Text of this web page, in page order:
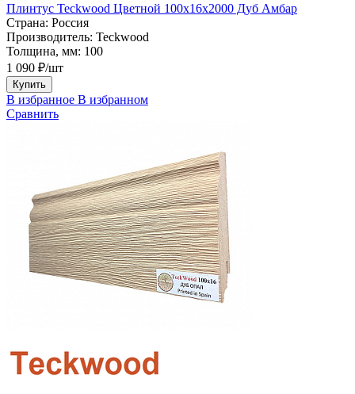
Плинтус Teckwood Цветной 100x16х2000 Дуб Амбар
Страна: Россия
Производитель: Teckwood
Толщина, мм: 100
1 090 ₽/шт
Купить
В избранное В избранном
Сравнить